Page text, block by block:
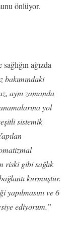
önlüyor.
sağlığın ağızda
bakımındaki
aynı zamanda
yol
sistemik
riski gibi sağlık
kurmuştur.
yapılmasını ve 6
ediyorum.”